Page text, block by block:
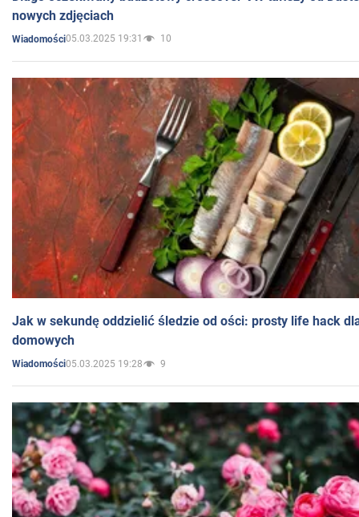
nowych zdjęciach
Wiadomości05.03.2025 19:31 10
Jak w sekundę oddzielić śledzie od ości: prosty life hack
domowych
Wiadomości05.03.2025 19:28 9